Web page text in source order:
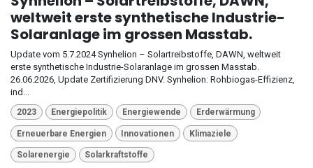
weltweit erste synthetische Industrie-
Solaranlage im grossen Masstab.
Update vom 5.7.2024 Synhelion – Solartreibstoffe, DAWN, weltweit
erste synthetische Industrie-Solaranlage im grossen Masstab.
26.06.2026, Update Zertifizierung DNV. Synhelion: Rohbiogas-Effizienz,
ind...
2023 Energiepolitik Energiewende Erderwärmung
Erneuerbare Energien Innovationen Klimaziele
Solarenergie
Solarkraftstoffe